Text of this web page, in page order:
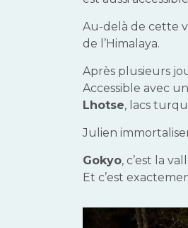
Au-delà de cette
de l’Himalaya.
Après plusieurs
Accessible avec
Lhotse , lacs
Julien
Gokyo , c’est la
Et c’est